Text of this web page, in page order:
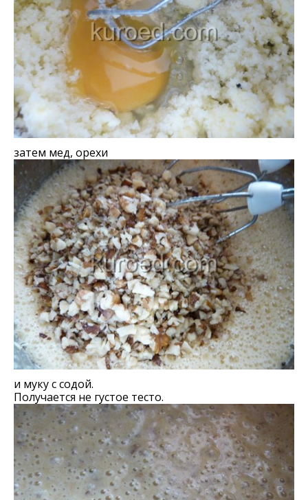
затем мед, орехи
и муку с содой.
Получается не густое тесто.